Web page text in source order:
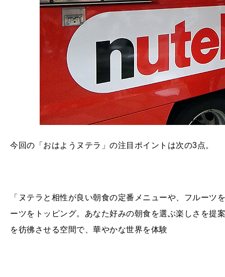
今回の「おはようヌテラ」の注目ポイントは次の3点。
「ヌテラと相性が良い朝食の定番メニューや、フルー
ーツをトッピング。あなた好みの朝食を選ぶ楽しさを提
を彷彿させる空間で、華やかな世界を体験